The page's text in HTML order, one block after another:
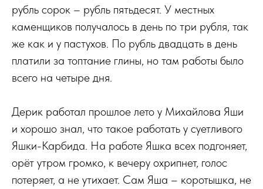
рубль сорок – рубль пятьдесят. У местных
каменщиков получалось в день по три рубля, так
же как и у пастухов. По рубль двадцать в день
платили за топтание глины, но там работы было
всего на четыре дня.
Дерик работал прошлое лето у Михайлова Яши
и хорошо знал, что такое работать у суетливого
Яшки-Карбида. На работе Яшка всех подгоняет,
орёт утром громко, к вечеру охрипнет, голос
потеряет, а не утихает. Сам Яша – коротышка, не